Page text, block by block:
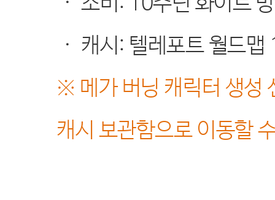
· 캐시 : 텔레포트 월드맵
※ 메가 버닝 캐릭터 생성
캐시 보관함으로 이동할